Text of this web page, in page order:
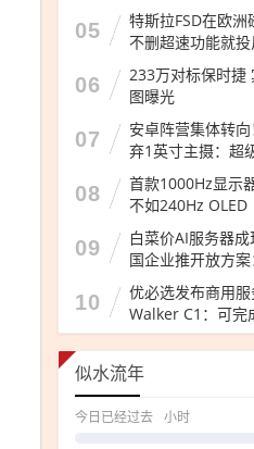
05
特斯拉FSD在欧洲
不删超速功能就
06
233万对标保时捷
图曝光
07
安卓阵营集体转
弃1英寸主摄：超
08
首款1000Hz显示
不如240Hz OLED
09
白菜价AI服务器
国企业推开放方
10
优必选发布商用
Walker C1：可完
作
似水流年
今日已经过去 小时